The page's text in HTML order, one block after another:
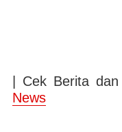
| Cek Berita
News